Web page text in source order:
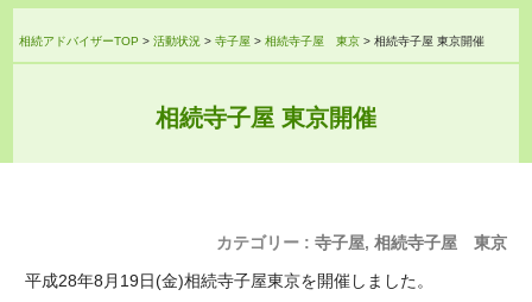
相続アドバイザーTOP >活動状況 >寺子屋 >相続寺子屋 東京 >相続寺子屋 東京開催
相続寺子屋 東京開催
カテゴリー : 寺子屋, 相続寺子屋 東京
平成28年8月19日(金)相続寺子屋東京を開催しました。